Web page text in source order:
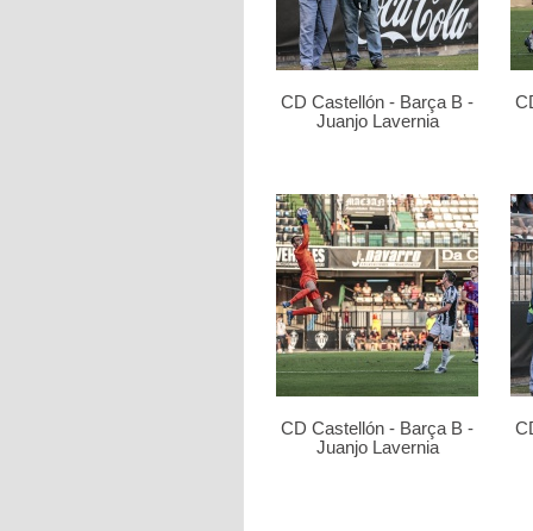
CD Castellón - Barça B -
Juanjo Lavernia
CD Castellón - Barça B -
Juanjo Lavernia